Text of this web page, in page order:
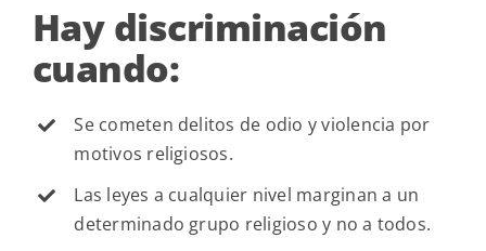
Hay discriminación
cuando:
Se cometen delitos de odio y violencia por
motivos religiosos.
Las leyes a cualquier nivel marginan a un
determinado grupo religioso y no a todos.